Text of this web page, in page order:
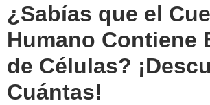
¿Sabías que el
Humano Contiene
de Células?
Cuántas!